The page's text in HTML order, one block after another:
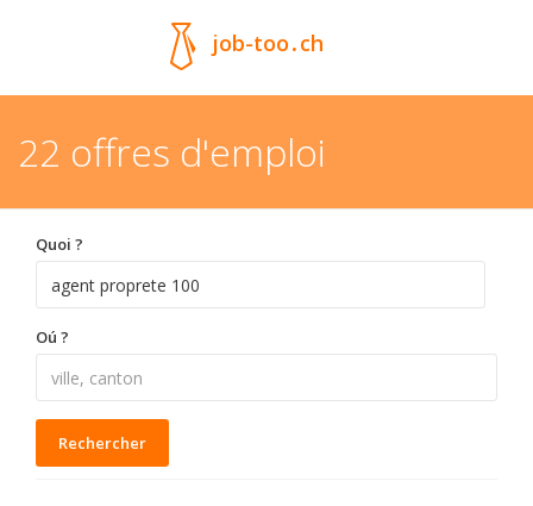
job-too.ch
22 offres d'emploi
Quoi ?
Oú ?
Rechercher